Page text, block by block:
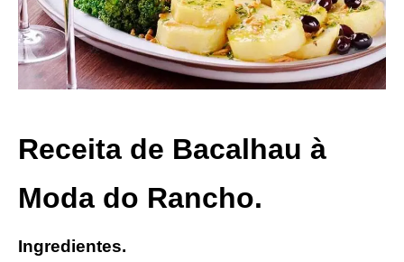
Receita de Bacalhau à
Moda do Rancho.
Ingredientes.